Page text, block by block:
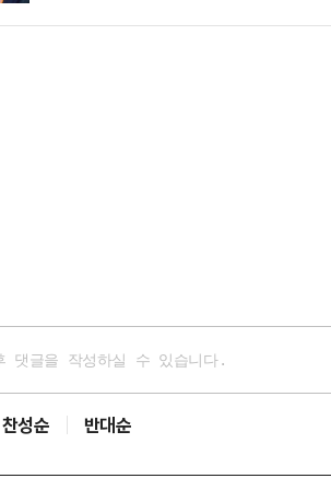
19.97포인트(0.26%) 상승한 7600.03를 기록했
찬성순 반대순